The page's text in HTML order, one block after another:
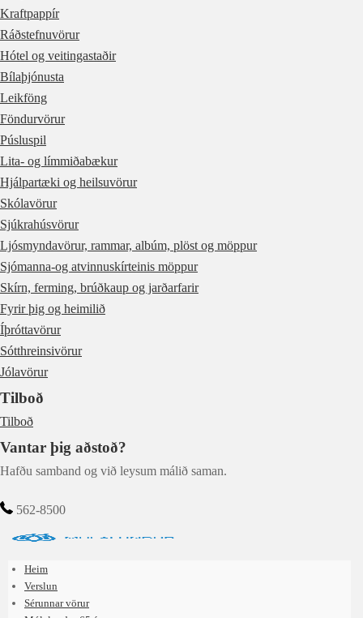
Kraftpappír
Ráðstefnuvörur
Hótel og veitingastaðir
Bílaþjónusta
Leikföng
Föndurvörur
Púsluspil
Lita- og límmiðabækur
Hjálpartæki og heilsuvörur
Skólavörur
Sjúkrahúsvörur
Ljósmyndavörur, rammar, albúm, plöst og möppur
Sjómanna-og atvinnuskírteinis möppur
Skírn, ferming, brúðkaup og jarðarfarir
Fyrir þig og heimilið
Íþróttavörur
Sótthreinsivörur
Jólavörur
Tilboð
Tilboð
Vantar þig aðstoð?
Hafðu samband og við leysum málið saman.
562-8500
Heim
Verslun
Sérunnar vörur